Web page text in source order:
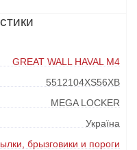
GREAT WALL HAVAL M4
5512104XS56XB
MEGA LOCKER
Україна
брызговики и пороги